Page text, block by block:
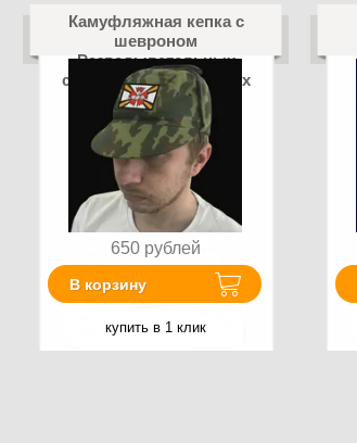
Камуфляжная кепка с
шевроном
Разведывательных
соединений и воинских
частей
650 рублей
В корзину
купить в 1 клик